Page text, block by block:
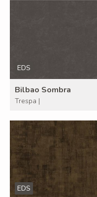
EDS
Bilbao Sombra
Trespa |
EDS